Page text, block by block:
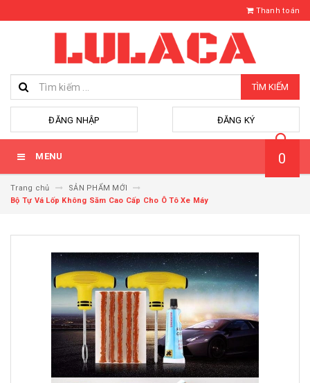
Thanh toán
TÌM KIẾM
ĐĂNG NHẬP ĐĂNG KÝ
MENU 0
Trang chủ
SẢN PHẨM MỚI
Bộ Tự Vá Lốp Không Săm Cao Cấp Cho Ô Tô Xe Máy